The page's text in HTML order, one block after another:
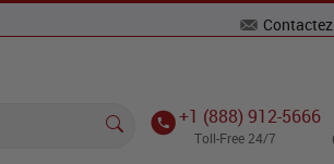
+1 (888) 912-5666
Toll-Free 24/7